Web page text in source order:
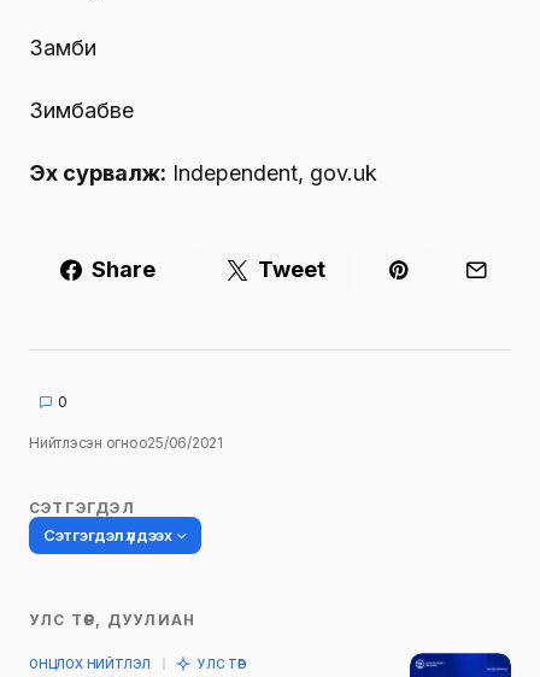
Замби
Зимбабве
Эх сурвалж: Independent, gov.uk
Share Tweet
0
Нийтлэсэн огноо25/06/2021
СЭТГЭГДЭЛ
Сэтгэгдэл үлдээх
Таны имэйл хаягийг нийтлэхгүй.
УЛС ТӨР, ДУУЛИАН
ОНЦЛОХ НИЙТЛЭЛ УЛС ТӨР